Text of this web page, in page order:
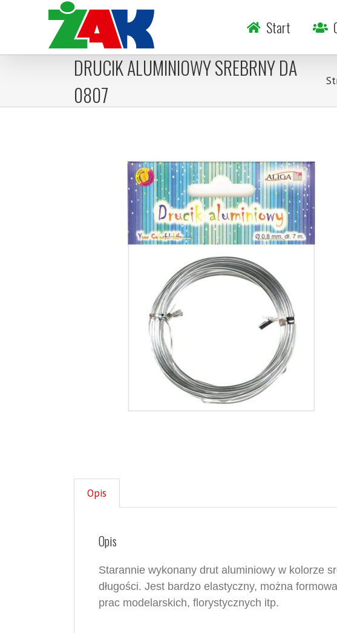
Start
DRUCIK ALUMINIOWY SREBRNY DA
0807
Opis
Opis
Starannie wykonany drut aluminiowy w kolorze
długości. Jest bardzo elastyczny, można
prac modelarskich, florystycznych itp.